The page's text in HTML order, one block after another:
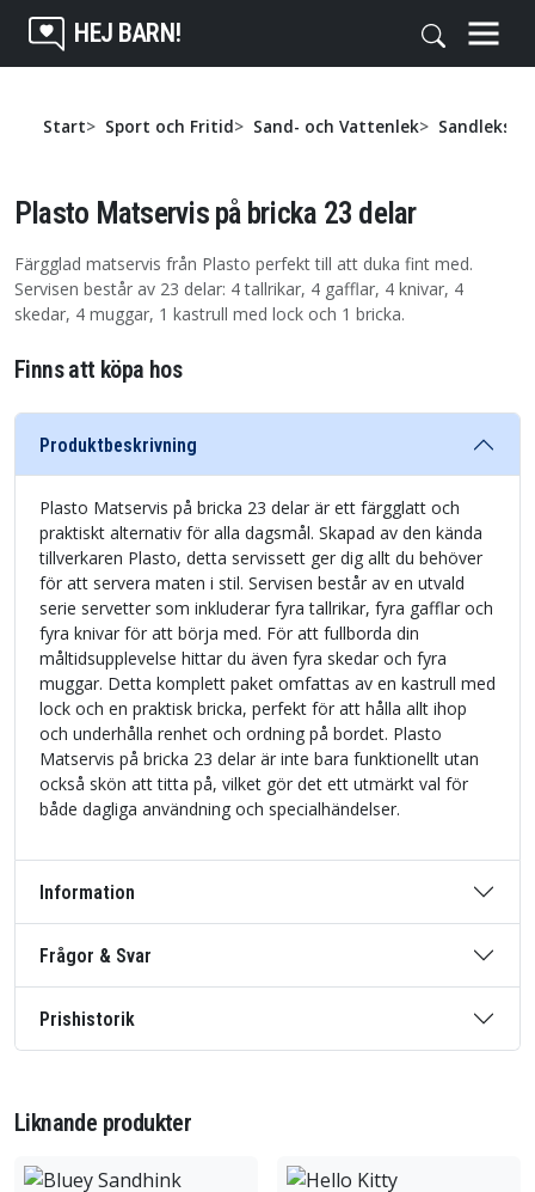
HEJ BARN!
Start Sport och Fritid Sand- och Vattenlek
Plasto Matservis på bricka 23 delar
Färgglad matservis från Plasto perfekt till att duka fint med.
Servisen består av 23 delar: 4 tallrikar, 4 gafflar, 4 knivar, 4
skedar, 4 muggar, 1 kastrull med lock och 1 bricka.
Finns att köpa hos
Produktbeskrivning
Plasto Matservis på bricka 23 delar är ett färgglatt och
praktiskt alternativ för alla dagsmål. Skapad av den kända
tillverkaren Plasto, detta servissett ger dig allt du behöver
för att servera maten i stil. Servisen består av en utvald
serie servetter som inkluderar fyra tallrikar, fyra gafflar och
fyra knivar för att börja med. För att fullborda din
måltidsupplevelse hittar du även fyra skedar och fyra
muggar. Detta komplett paket omfattas av en kastrull med
lock och en praktisk bricka, perfekt för att hålla allt ihop
och underhålla renhet och ordning på bordet. Plasto
Matservis på bricka 23 delar är inte bara funktionellt utan
också skön att titta på, vilket gör det ett utmärkt val för
både dagliga användning och specialhändelser.
Information
Frågor & Svar
Prishistorik
Liknande produkter